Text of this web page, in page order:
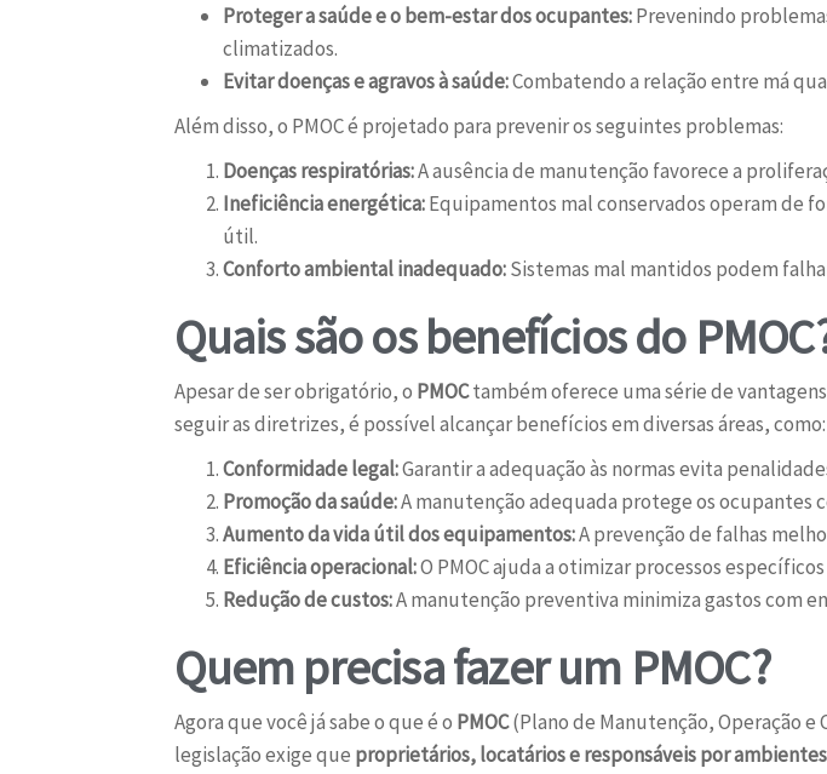
Proteger a saúde e o bem-estar dos ocupantes:Prevenindo
climatizados.
Evitar doenças e agravos à saúde:Combatendo a relação entre má
Além disso, o PMOC é projetado para prevenir os seguintes problemas:
Doenças respiratórias:A ausência de manutenção favorece a
Ineficiência energética:Equipamentos mal conservados operam de
útil.
Conforto ambiental inadequado:Sistemas mal mantidos podem
Quais são os benefícios do
Apesar de ser obrigatório, o PMOCtambém oferece uma série de
seguir as diretrizes, é possível alcançar benefícios em diversas áreas, como:
Conformidade legal:Garantir a adequação às normas evita
Promoção da saúde:A manutenção adequada protege os ocupantes
Aumento da vida útil dos equipamentos:A prevenção de falhas
Eficiência operacional:O PMOC ajuda a otimizar processos
Redução de custos:A manutenção preventiva minimiza gastos com
Quem precisa fazer um PMOC?
Agora que você já sabe o que é o PMOC(Plano de Manutenção, Operação
legislação exige que proprietários, locatários e responsáveis por